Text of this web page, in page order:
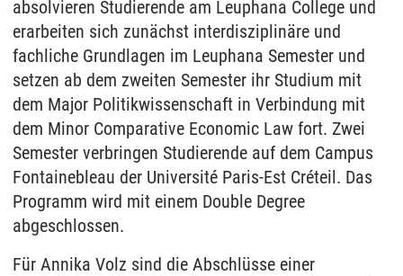
absolvieren Studierende am Leuphana College und
erarbeiten sich zunächst interdisziplinäre und
fachliche Grundlagen im Leuphana Semester und
setzen ab dem zweiten Semester ihr Studium mit
dem Major Politikwissenschaft in Verbindung mit
dem Minor Comparative Economic Law fort. Zwei
Semester verbringen Studierende auf dem Campus
Fontainebleau der Université Paris-Est Créteil. Das
Programm wird mit einem Double Degree
abgeschlossen.
Für Annika Volz sind die Abschlüsse einer